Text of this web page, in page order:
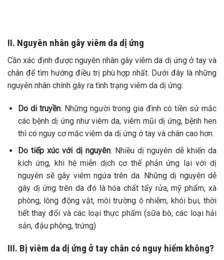
II. Nguyên nhân gây viêm da dị ứng
Cần xác định được nguyên nhân gây viêm da dị ứng ở tay và
chân để tìm hướng điều trị phù hợp nhất. Dưới đây là những
nguyên nhân chính gây ra tình trạng viêm da dị ứng:
Do di truyền: Những người trong gia đình có tiền sử mắc
các bệnh dị ứng như viêm da, viêm mũi dị ứng, bệnh hen
thì có nguy cơ mắc viêm da dị ứng ở tay và chân cao hơn.
Do tiếp xúc với dị nguyên: Nhiều dị nguyên dễ khiến da
kích ứng, khi hệ miễn dịch cơ thể phản ứng lại với dị
nguyên sẽ gây viêm ngứa trên da. Những dị nguyên dễ
gây dị ứng trên da đó là hóa chất tẩy rửa, mỹ phẩm, xà
phòng, lông động vật, môi trường ô nhiễm, khói bụi, thời
tiết thay đổi và các loại thực phẩm (sữa bò, các loại hải
sản, đậu phộng, trứng)
III. Bị viêm da dị ứng ở tay chân có nguy hiểm không?